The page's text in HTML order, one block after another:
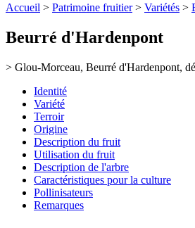
Accueil > Patrimoine fruitier > Variétés >
Beurré d'Hardenpont
> Glou-Morceau, Beurré d'Hardenpont,
Identité
Variété
Terroir
Origine
Description du fruit
Utilisation du fruit
Description de l'arbre
Caractéristiques pour la culture
Pollinisateurs
Remarques